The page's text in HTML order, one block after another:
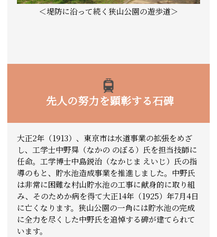
＜堤防に沿って続く狭山公園の遊歩道＞
先人の努力を顕彰する石碑
大正2年（1913）、東京市は水道事業の拡張をめざ
し、工学士中野曻（なかの のぼる）氏を担当技師に
任命。工学博士中島鋭治（なかじま えいじ）氏の指
導のもと、貯水池造成事業を推進しました。中野氏
は非常に困難な村山貯水池の工事に献身的に取り組
み、そのためか病を得て大正14年（1925）年7月4日
に亡くなります。狭山公園の一角には貯水池の完成
に全力を尽くした中野氏を追悼する碑が建てられて
います。